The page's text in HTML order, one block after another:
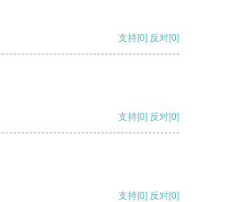
支持[0] 反对[0]
支持[0] 反对[0]
支持[0] 反对[0]